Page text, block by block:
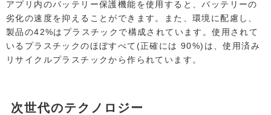
アプリ内のバッテリー保護機能を使用すると、バッテリーの
劣化の速度を抑えることができます。また、環境に配慮し、
製品の42%はプラスチックで構成されています。使用されて
いるプラスチックのほぼすべて(正確には 90%)は、使用済み
リサイクルプラスチックから作られています。
次世代のテクノロジー